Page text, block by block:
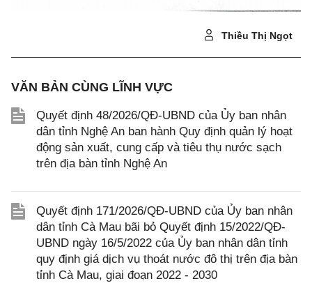
Thiều Thị Ngọt
VĂN BẢN CÙNG LĨNH VỰC
Quyết định 48/2026/QĐ-UBND của Ủy ban nhân
dân tỉnh Nghệ An ban hành Quy định quản lý hoạt
động sản xuất, cung cấp và tiêu thụ nước sạch
trên địa bàn tỉnh Nghệ An
Quyết định 171/2026/QĐ-UBND của Ủy ban nhân
dân tỉnh Cà Mau bãi bỏ Quyết định 15/2022/QĐ-
UBND ngày 16/5/2022 của Ủy ban nhân dân tỉnh
quy định giá dịch vụ thoát nước đô thị trên địa bàn
tỉnh Cà Mau, giai đoạn 2022 - 2030